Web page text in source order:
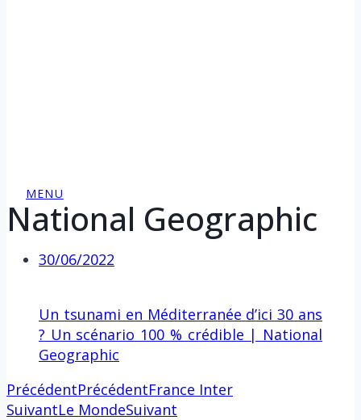
MENU
National Geographic
30/06/2022
Un tsunami en Méditerranée d’ici 30 ans
? Un scénario 100 % crédible | National
Geographic
PrécédentPrécédentFrance Inter
SuivantLe MondeSuivant